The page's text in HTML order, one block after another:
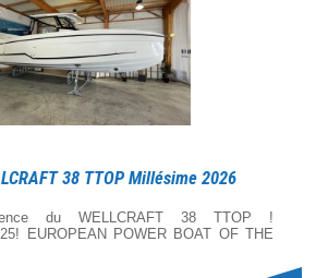
38 TTOP Millésime 2026
du WELLCRAFT 38 TTOP !
EUROPEAN POWER BOAT OF THE